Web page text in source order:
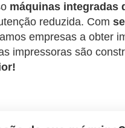
máquinas integradas
reduzida. Com
empresas a obter
impressoras são